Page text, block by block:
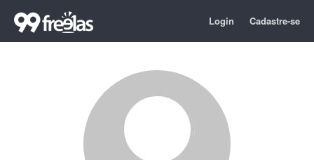
Login Cadastre-se